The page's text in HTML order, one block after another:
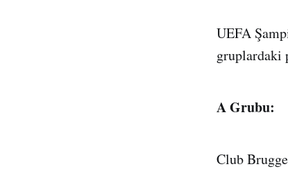
UEFA
gruplardaki
A Grubu:
Club